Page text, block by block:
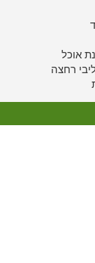
אוכל
רחצה